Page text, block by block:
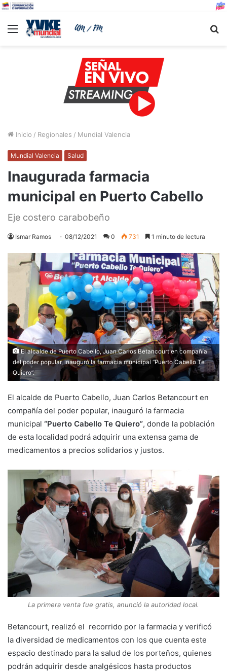
Menu
Inicio / Regionales / Mundial Valencia
Mundial Valencia Salud
Inaugurada farmacia
municipal en Puerto Cabello
Eje costero carabobeño
Ismar Ramos 08/12/2021 0 731 1 minuto de lectura
El alcalde de Puerto Cabello, Juan Carlos Betancourt en compañía
del poder popular, inauguró la farmacia municipal “Puerto Cabello Te
Quiero”.
El alcalde de Puerto Cabello, Juan Carlos Betancourt en
compañía del poder popular, inauguró la farmacia
municipal “Puerto Cabello Te Quiero”, donde la población
de esta localidad podrá adquirir una extensa gama de
medicamentos a precios solidarios y justos.
La primera venta fue gratis, anunció la autoridad local.
Betancourt, realizó el recorrido por la farmacia y verificó
la diversidad de medicamentos con los que cuenta este
espacio destinado para la salud de los porteños, quienes
podrán adquirir desde analgésicos hasta productos